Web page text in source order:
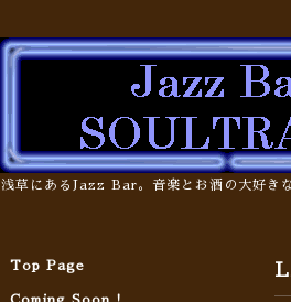
浅草にあるJazz Bar。音楽とお酒の大好
Top Page